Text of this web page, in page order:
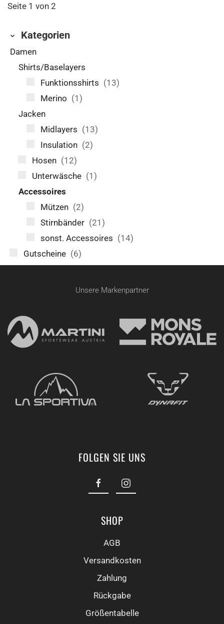
Seite 1 von 2
Kategorien
Damen
Shirts/Baselayers
Funktionsshirts (13)
Merino (1)
Jacken
Midlayers (13)
Insulation (2)
Hosen (12)
Unterwäsche (1)
Accessoires
Mützen (2)
Stirnbänder (21)
sonst. Accessoires (14)
Gutscheine (6)
Unsere Markenpartner
FOLGEN SIE UNS
SHOP
AGB
Versandkosten
Zahlung
Rückgabe
Größentabelle